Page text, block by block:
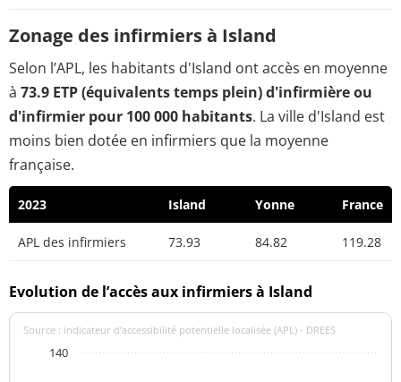
Zonage des infirmiers à Island
Selon l’APL, les habitants d'Island ont accès en moyenne
à 73.9 ETP (équivalents temps plein) d'infirmière ou
d'infirmier pour 100 000 habitants. La ville d'Island est
moins bien dotée en infirmiers que la moyenne
française.
2023 Island Yonne France
APL des infirmiers 73.93 84.82 119.28
Evolution de l’accès aux infirmiers à Island
Source : indicateur d’accessibilité potentielle localisée (APL) - DREES
140